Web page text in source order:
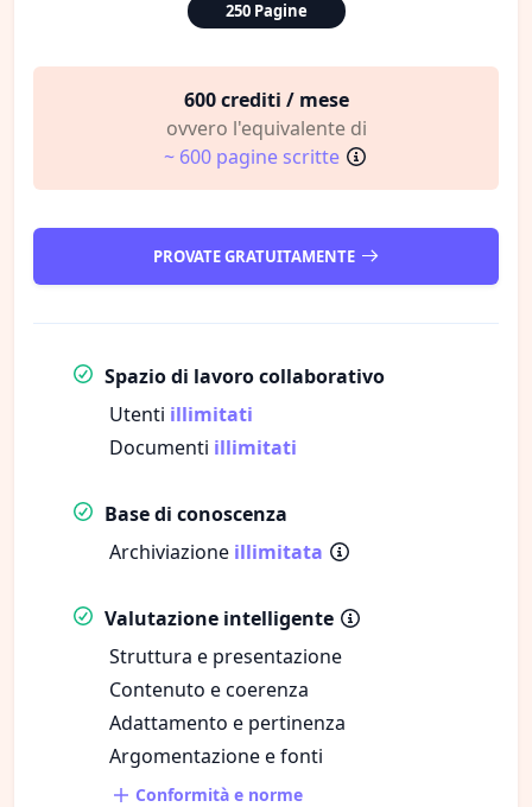
250 Pagine
600 crediti / mese
ovvero l'equivalente di
~ 600 pagine scritte
PROVATE GRATUITAMENTE
Spazio di lavoro collaborativo
Utenti illimitati
Documenti illimitati
Base di conoscenza
Archiviazione illimitata
Valutazione intelligente
Struttura e presentazione
Contenuto e coerenza
Adattamento e pertinenza
Argomentazione e fonti
Conformità e norme